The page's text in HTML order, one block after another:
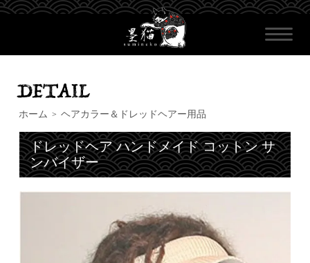
ホーム > ヘアカラー＆ドレッドヘアー用品
ドレッドヘア ハンドメイド コットン サ
ンバイザー